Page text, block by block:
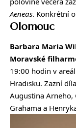
Aeneas. Konkrétní
Olomouc
Barbara Maria
Moravské
19:00 hodin v
Hradisku. Zazní
Augustina Arneho,
Grahama a